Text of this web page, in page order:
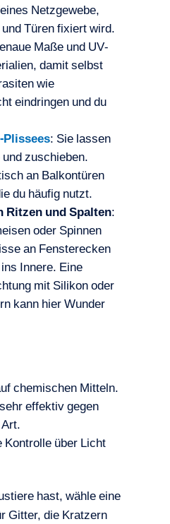
Netzgewebe,
Türen fixiert wird.
Maße und UV-
damit selbst
wie
eindringen und du
: Sie lassen
zuschieben.
an Balkontüren
du häufig nutzt.
Ritzen und Spalten:
oder Spinnen
an Fensterecken
Innere. Eine
mit Silikon oder
kann hier Wunder
chemischen Mitteln.
effektiv gegen
Kontrolle über Licht
hast, wähle eine
Gitter, die Kratzern